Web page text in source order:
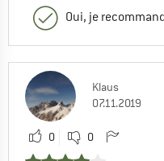
Oui, je
Klaus
07.11.2019
0 0